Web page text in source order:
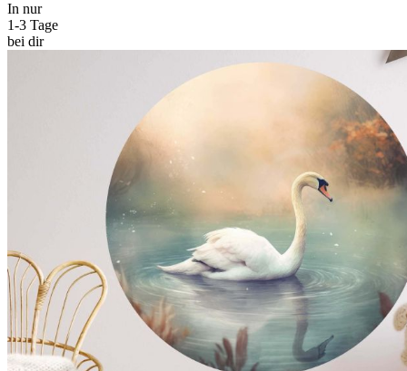
In nur
1-3 Tage
bei dir